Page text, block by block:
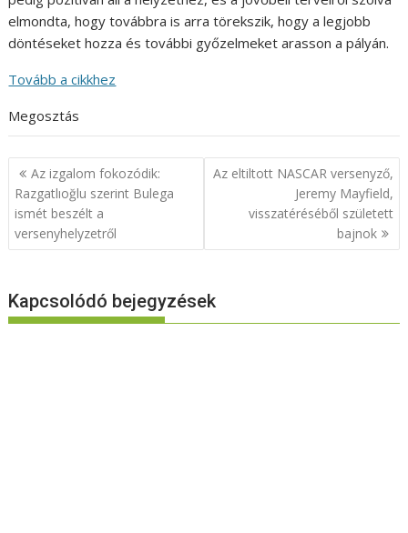
elmondta, hogy továbbra is arra törekszik, hogy a legjobb
döntéseket hozza és további győzelmeket arasson a pályán.
Tovább a cikkhez
Megosztás
Bejegyzés
navigáció
Az izgalom fokozódik:
Razgatlıoğlu szerint Bulega
ismét beszélt a
versenyhelyzetről
Az eltiltott NASCAR versenyző,
Jeremy Mayfield,
visszatéréséből született
bajnok
Kapcsolódó bejegyzések